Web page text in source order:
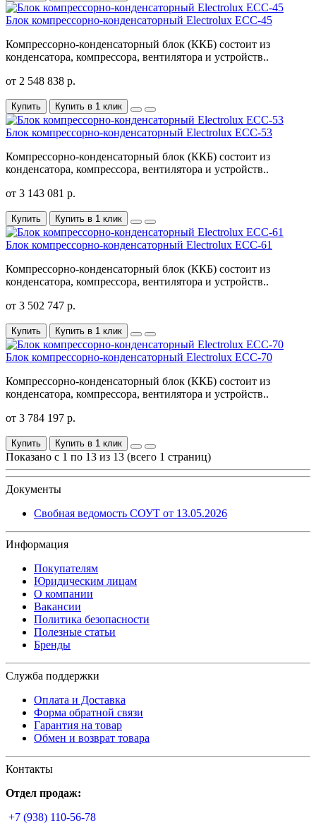
Блок компрессорно-конденсаторный Electrolux ECC-45
Компрессорно-конденсаторный блок (ККБ) состоит из
конденсатора, компрессора, вентилятора и устройств..
от 2 548 838 р.
Купить Купить в 1 клик
Блок компрессорно-конденсаторный Electrolux ECC-53
Компрессорно-конденсаторный блок (ККБ) состоит из
конденсатора, компрессора, вентилятора и устройств..
от 3 143 081 р.
Купить Купить в 1 клик
Блок компрессорно-конденсаторный Electrolux ECC-61
Компрессорно-конденсаторный блок (ККБ) состоит из
конденсатора, компрессора, вентилятора и устройств..
от 3 502 747 р.
Купить Купить в 1 клик
Блок компрессорно-конденсаторный Electrolux ECC-70
Компрессорно-конденсаторный блок (ККБ) состоит из
конденсатора, компрессора, вентилятора и устройств..
от 3 784 197 р.
Купить Купить в 1 клик
Показано с 1 по 13 из 13 (всего 1 страниц)
Документы
Свобная ведомость СОУТ от 13.05.2026
Информация
Покупателям
Юридическим лицам
О компании
Вакансии
Политика безопасности
Полезные статьи
Бренды
Служба поддержки
Оплата и Доставка
Форма обратной связи
Гарантия на товар
Обмен и возврат товара
Контакты
Отдел продаж:
+7 (938) 110-56-78